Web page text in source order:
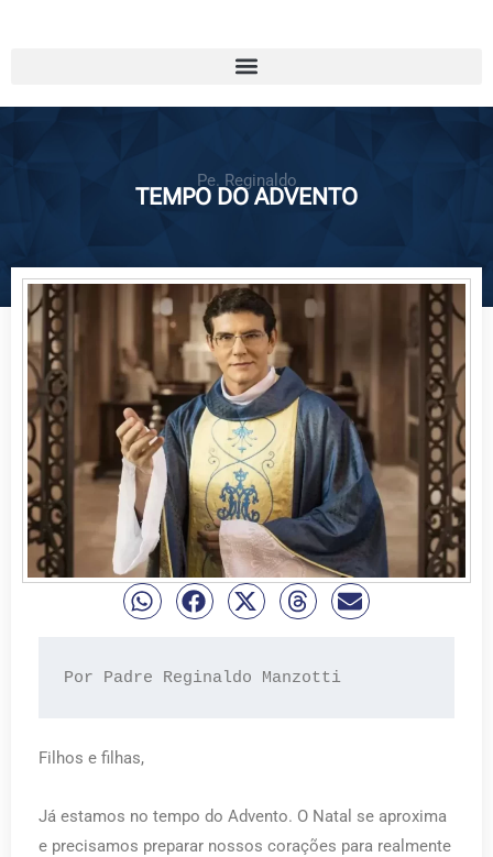
Pe. Reginaldo
TEMPO DO ADVENTO
Por Padre Reginaldo Manzotti
Filhos e filhas,
Já estamos no tempo do Advento. O Natal se aproxima
e precisamos preparar nossos corações para realmente